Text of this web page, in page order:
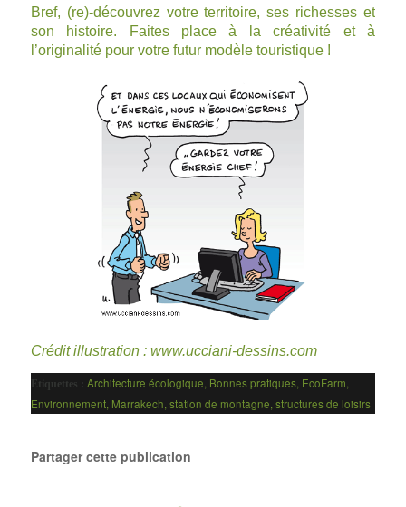
Bref, (re)-découvrez votre territoire, ses richesses et
son histoire. Faites place à la créativité et à
l’originalité pour votre futur modèle touristique !
Crédit illustration : www.ucciani-dessins.com
Etiquettes : Architecture écologique, Bonnes pratiques, EcoFarm,
Environnement, Marrakech, station de montagne, structures de loisirs
Partager cette publication